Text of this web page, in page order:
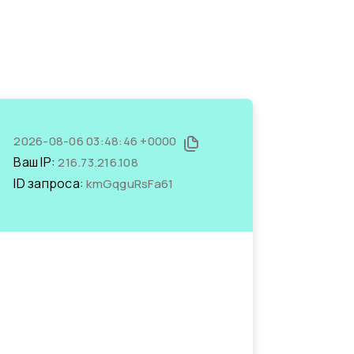
2026-08-06 03:48:46 +0000
Ваш IP:216.73.216.108
ID запроса:kmGqguRsFa61